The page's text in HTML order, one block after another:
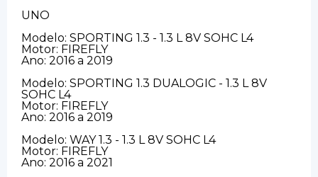
UNO
Modelo: SPORTING 1.3 - 1.3 L 8V SOHC L4
Motor: FIREFLY
Ano: 2016 a 2019
Modelo: SPORTING 1.3 DUALOGIC - 1.3 L 8V
SOHC L4
Motor: FIREFLY
Ano: 2016 a 2019
Modelo: WAY 1.3 - 1.3 L 8V SOHC L4
Motor: FIREFLY
Ano: 2016 a 2021